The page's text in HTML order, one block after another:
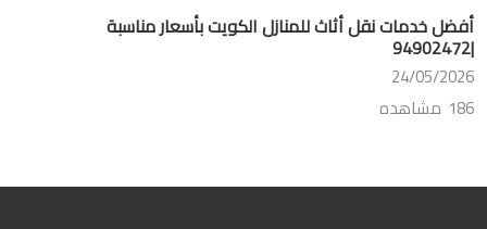
أفضل خدمات نقل أثاث للمنازل الكويت بأسعار مناسبة
|94902472
24/05/2026
186 مشاهده